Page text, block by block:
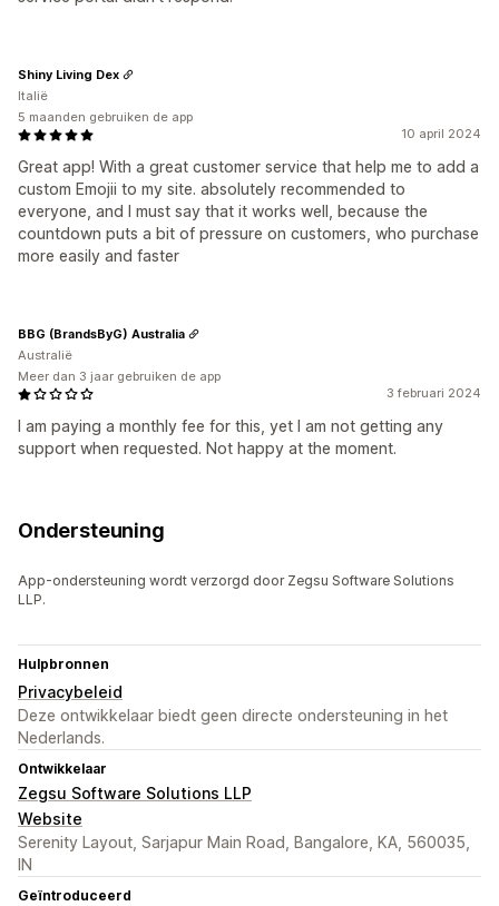
10 april 2024
Great app! With a great customer service that help me to add a
custom Emojii to my site. absolutely recommended to
everyone, and I must say that it works well, because the
countdown puts a bit of pressure on customers, who purchase
more easily and faster
Shiny Living Dex
Italië
5 maanden gebruiken de app
3 februari 2024
I am paying a monthly fee for this, yet I am not getting any
support when requested. Not happy at the moment.
BBG (BrandsByG) Australia
Australië
Meer dan 3 jaar gebruiken de app
Ondersteuning
App-ondersteuning wordt verzorgd door Zegsu Software Solutions
LLP.
Hulpbronnen
Privacybeleid
Deze ontwikkelaar biedt geen directe ondersteuning in het
Nederlands.
Ontwikkelaar
Zegsu Software Solutions LLP
Website
Serenity Layout, Sarjapur Main Road, Bangalore, KA, 560035,
IN
Geïntroduceerd